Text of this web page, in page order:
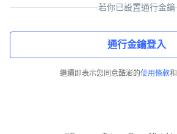
若你已設置通行金鑰
通行金鑰登入
繼續即表示您同意酷澎的使用條款和